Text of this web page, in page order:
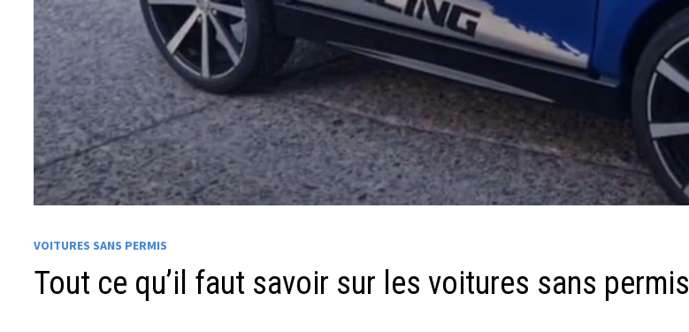
VOITURES SANS PERMIS
Tout ce qu’il faut savoir sur les voitures sans permis